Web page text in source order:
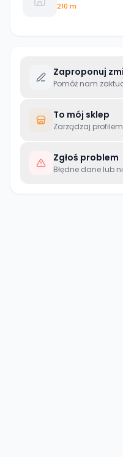
210 m
Zaproponuj
Pomóż nam
To mój sklep
Zarządzaj
Zgłoś problem
Błędne dane lub